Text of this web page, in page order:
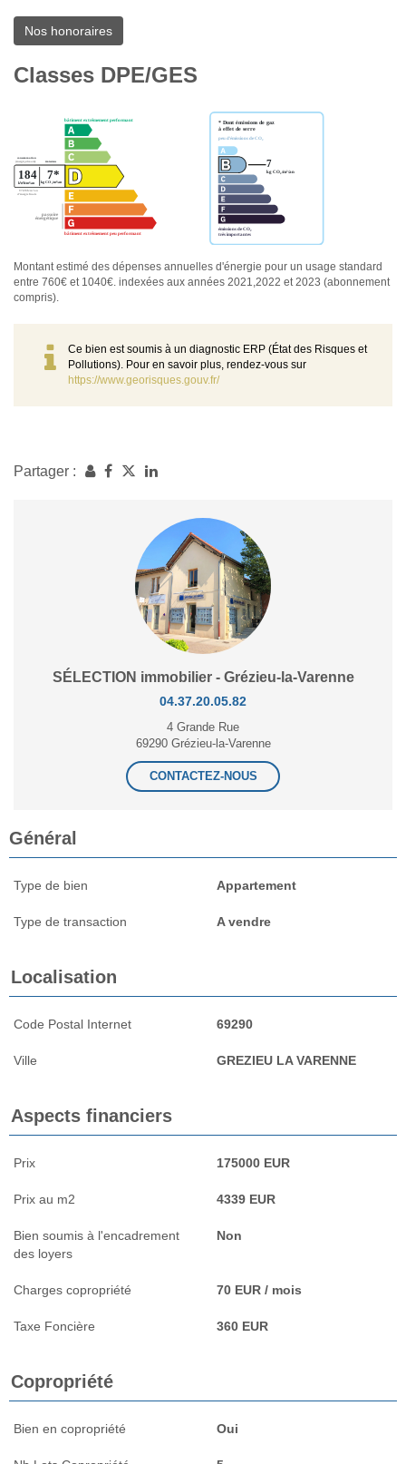
Nos honoraires
Classes DPE/GES
Montant estimé des dépenses annuelles d'énergie pour un usage standard
entre 760€ et 1040€. indexées aux années 2021,2022 et 2023 (abonnement
compris).
Ce bien est soumis à un diagnostic ERP (État des Risques et
Pollutions). Pour en savoir plus, rendez-vous sur
https://www.georisques.gouv.fr/
Partager :
SÉLECTION immobilier - Grézieu-la-Varenne
04.37.20.05.82
4 Grande Rue
69290 Grézieu-la-Varenne
CONTACTEZ-NOUS
Général
Type de bien Appartement
Type de transaction A vendre
Localisation
Code Postal Internet 69290
Ville GREZIEU LA VARENNE
Aspects financiers
Prix 175000 EUR
Prix au m2 4339 EUR
Bien soumis à l'encadrement
des loyers
Non
Charges copropriété 70 EUR / mois
Taxe Foncière 360 EUR
Copropriété
Bien en copropriété Oui